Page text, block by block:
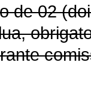
de 02